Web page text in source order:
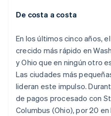
De costa a costa
En los últimos cinco años,
crecido más rápido en
y Ohio que en ningún otro
Las ciudades más
lideran este impulso.
de pagos procesado con
Columbus (Ohio), por 20